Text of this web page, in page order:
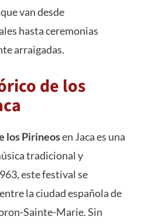
van desde
hasta ceremonias
arraigadas.
de los
los Pirineosen Jaca es una
tradicional y
este festival se
la ciudad española de
Sainte-Marie. Sin